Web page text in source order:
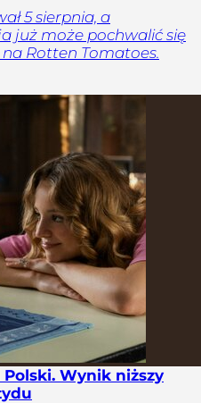
5 sierpnia, a
już może pochwalić się
Rotten Tomatoes.
Wynik niższy